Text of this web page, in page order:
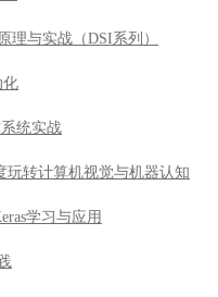
理与实战（DSI系列）
化
系统实战
玩转计算机视觉与机器认知
学习与应用